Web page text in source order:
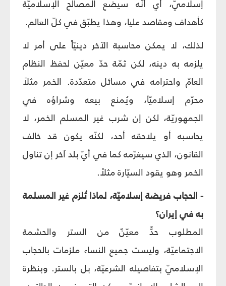
إسلاميّ، أي أنّه سيضع المصالح الإسلاميّة
كأهداف ومقاصد عليا، وهذا يطبّق في كلّ العالم.
لذلك، لا يمكن محاسبة الآخر دينيّاً على أمر لا
يلزمه به دينه، لكن ثمّة حدّ معيّن لحفظ النظام
العامّ واحترامه في مسائل متعدّدة. الخمر مثلاً
محرّم إسلاميّاً، ويُمنع بيعه وشراؤه في
الجمهوريّة، لكن إن شرب غير المسلم الخمر، لا
يحاسبه أو يلاحقه أحد، لكنّه يكون قد خالف
القانون، الذي سيغرّمه كما في أيّ بلد آخر إن تناول
الخمر وهو يقود السيّارة مثلاً.
- الحجاب فريضة إسلاميّة، لماذا تُلزم غير المسلمة
به في إيران؟
المطلوب حدٌّ معيّنٌ من الستر والحشمة
الاجتماعيّة، وليست جميع النساء ملزمات بالحجاب
الإسلاميّ بتفاصيله الشرعيّة، بل بالستر. وبنظرة